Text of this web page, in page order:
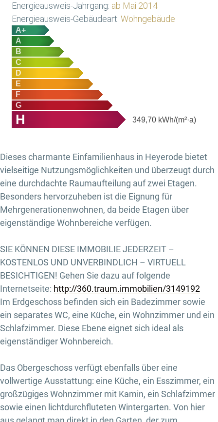
Energieausweis-Jahrgang: ab Mai 2014
Energieausweis-Gebäudeart: Wohngebäude
A+
A
B
C
D
E
F
G
H 349,70 kWh/(m²·a)
Dieses charmante Einfamilienhaus in Heyerode bietet
vielseitige Nutzungsmöglichkeiten und überzeugt durch
eine durchdachte Raumaufteilung auf zwei Etagen.
Besonders hervorzuheben ist die Eignung für
Mehrgenerationenwohnen, da beide Etagen über
eigenständige Wohnbereiche verfügen.
SIE KÖNNEN DIESE IMMOBILIE JEDERZEIT –
KOSTENLOS UND UNVERBINDLICH – VIRTUELL
BESICHTIGEN! Gehen Sie dazu auf folgende
Internetseite: http://360.traum.immobilien/3149192
Im Erdgeschoss befinden sich ein Badezimmer sowie
ein separates WC, eine Küche, ein Wohnzimmer und ein
Schlafzimmer. Diese Ebene eignet sich ideal als
eigenständiger Wohnbereich.
Das Obergeschoss verfügt ebenfalls über eine
vollwertige Ausstattung: eine Küche, ein Esszimmer, ein
großzügiges Wohnzimmer mit Kamin, ein Schlafzimmer
sowie einen lichtdurchfluteten Wintergarten. Von hier